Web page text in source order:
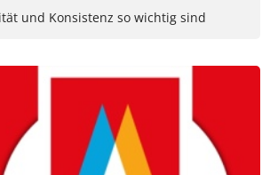
und Konsistenz so wichtig sind